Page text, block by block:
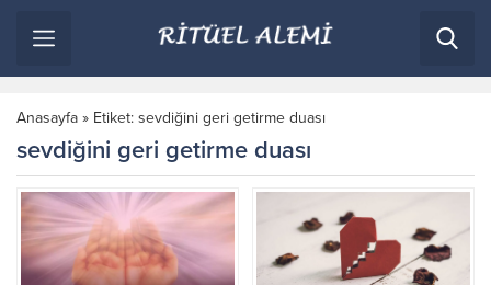
Anasayfa » Etiket: sevdiğini geri getirme duası
sevdiğini geri getirme duası